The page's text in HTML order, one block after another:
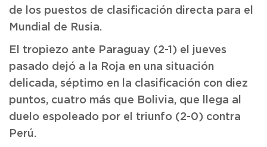
de los puestos de clasificación directa para el
Mundial de Rusia.
El tropiezo ante Paraguay (2-1) el jueves
pasado dejó a la Roja en una situación
delicada, séptimo en la clasificación con diez
puntos, cuatro más que Bolivia, que llega al
duelo espoleado por el triunfo (2-0) contra
Perú.